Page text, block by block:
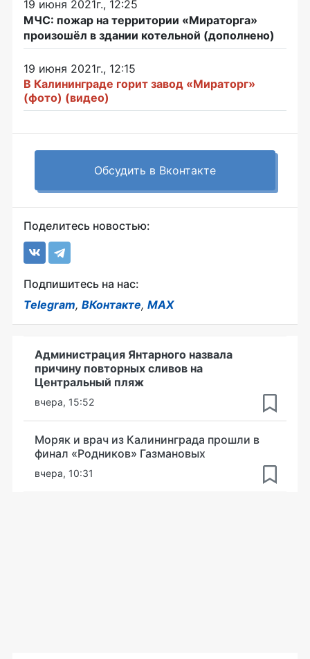
19 июня 2021г., 12:25
МЧС: пожар на территории «Мираторга»
произошёл в здании котельной (дополнено)
19 июня 2021г., 12:15
В Калининграде горит завод «Мираторг»
(фото) (видео)
Обсудить в Вконтакте
Поделитесь новостью:
Подпишитесь на нас:
Telegram, ВКонтакте, MAX
Администрация Янтарного назвала
причину повторных сливов на
Центральный пляж
вчера, 15:52
Моряк и врач из Калининграда прошли в
финал «Родников» Газмановых
вчера, 10:31